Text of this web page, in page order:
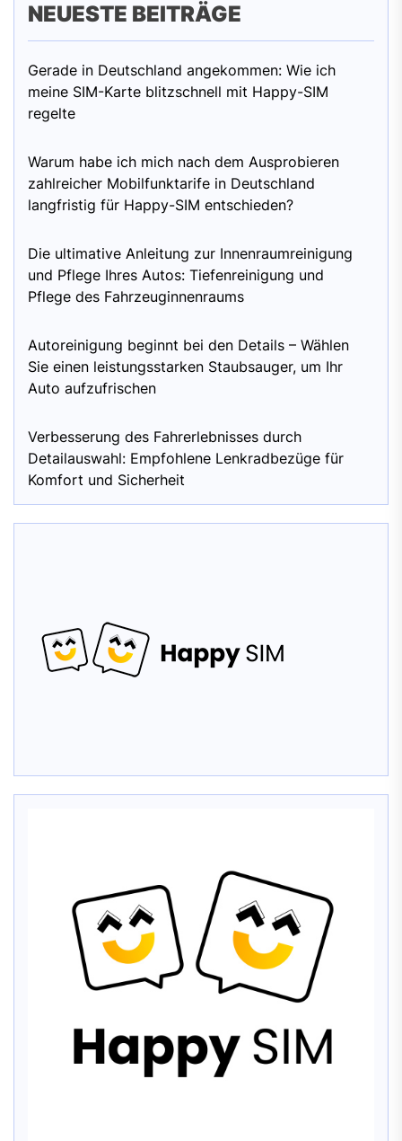
NEUESTE BEITRÄGE
Gerade in Deutschland angekommen: Wie ich
meine SIM-Karte blitzschnell mit Happy-SIM
regelte
Warum habe ich mich nach dem Ausprobieren
zahlreicher Mobilfunktarife in Deutschland
langfristig für Happy-SIM entschieden?
Die ultimative Anleitung zur Innenraumreinigung
und Pflege Ihres Autos: Tiefenreinigung und
Pflege des Fahrzeuginnenraums
Autoreinigung beginnt bei den Details – Wählen
Sie einen leistungsstarken Staubsauger, um Ihr
Auto aufzufrischen
Verbesserung des Fahrerlebnisses durch
Detailauswahl: Empfohlene Lenkradbezüge für
Komfort und Sicherheit